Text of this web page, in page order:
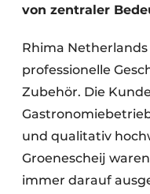
von zentraler
Rhima
professionelle
Zubehör. Die
und qualitativ
Groenescheij
immer darauf